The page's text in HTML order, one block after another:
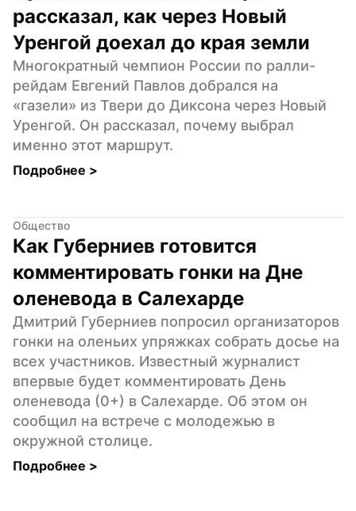
рассказал, как через Новый
Уренгой доехал до края земли
Многократный чемпион России по ралли-
рейдам Евгений Павлов добрался на
«газели» из Твери до Диксона через Новый
Уренгой. Он рассказал, почему выбрал
именно этот маршрут.
Подробнее >
Общество
Как Губерниев готовится
комментировать гонки на Дне
оленевода в Салехарде
Дмитрий Губерниев попросил организаторов
гонки на оленьих упряжках собрать досье на
всех участников. Известный журналист
впервые будет комментировать День
оленевода (0+) в Салехарде. Об этом он
сообщил на встрече с молодежью в
окружной столице.
Подробнее >